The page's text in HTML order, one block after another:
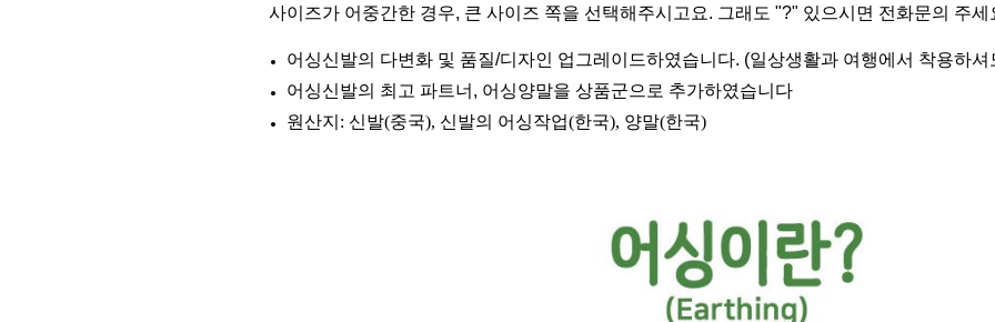
사이즈가 어중간한 경우, 큰 사이즈 쪽을 선택해주시고요. 그래도 "?" 있으시면 전화문의 주세
어싱신발의 다변화 및 품질/디자인 업그레이드하였습니다. (일상생활과 여행에서 착용하셔
어싱신발의 최고 파트너, 어싱양말을 상품군으로 추가하였습니다
원산지: 신발(중국), 신발의 어싱작업(한국), 양말(한국)